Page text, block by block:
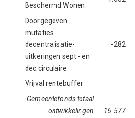
Beschermd Wonen
Doorgegeven
mutaties
decentralisatie-
uitkeringen sept.- en
dec.circulaire
-282
Vrijval rentebuffer
Gemeentefonds totaal
ontwikkelingen
16.577